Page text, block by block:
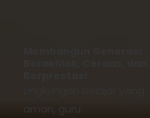
aman, guru